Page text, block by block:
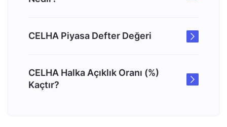
CELHA Piyasa Defter Değeri
CELHA Halka Açıklık Oranı (%)
Kaçtır?